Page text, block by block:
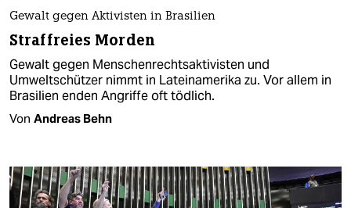
Gewalt gegen Aktivisten in Brasilien
Straffreies Morden
Gewalt gegen Menschenrechtsaktivisten und
Umweltschützer nimmt in Lateinamerika zu. Vor allem in
Brasilien enden Angriffe oft tödlich.
Von Andreas Behn